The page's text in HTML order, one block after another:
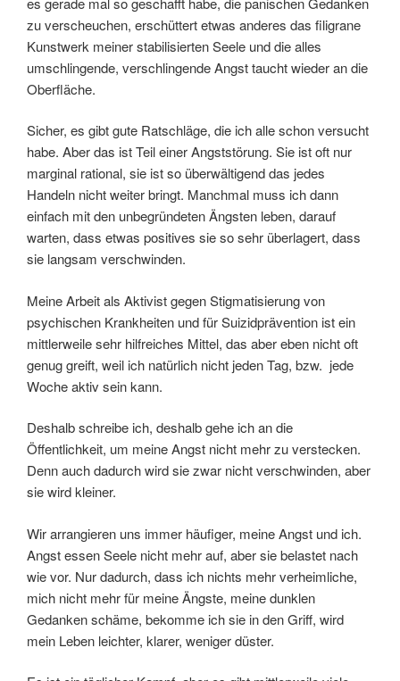
zu verscheuchen, erschüttert etwas anderes das filigrane
Kunstwerk meiner stabilisierten Seele und die alles
umschlingende, verschlingende Angst taucht wieder an die
Oberfläche.
Sicher, es gibt gute Ratschläge, die ich alle schon versucht
habe. Aber das ist Teil einer Angststörung. Sie ist oft nur
marginal rational, sie ist so überwältigend das jedes
Handeln nicht weiter bringt. Manchmal muss ich dann
einfach mit den unbegründeten Ängsten leben, darauf
warten, dass etwas positives sie so sehr überlagert, dass
sie langsam verschwinden.
Meine Arbeit als Aktivist gegen Stigmatisierung von
psychischen Krankheiten und für Suizidprävention ist ein
mittlerweile sehr hilfreiches Mittel, das aber eben nicht oft
genug greift, weil ich natürlich nicht jeden Tag, bzw. jede
Woche aktiv sein kann.
Deshalb schreibe ich, deshalb gehe ich an die
Öffentlichkeit, um meine Angst nicht mehr zu verstecken.
Denn auch dadurch wird sie zwar nicht verschwinden, aber
sie wird kleiner.
Wir arrangieren uns immer häufiger, meine Angst und ich.
Angst essen Seele nicht mehr auf, aber sie belastet nach
wie vor. Nur dadurch, dass ich nichts mehr verheimliche,
mich nicht mehr für meine Ängste, meine dunklen
Gedanken schäme, bekomme ich sie in den Griff, wird
mein Leben leichter, klarer, weniger düster.